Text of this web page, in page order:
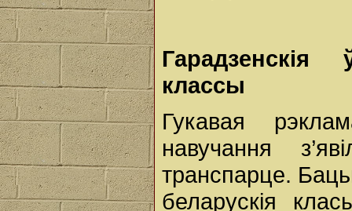
классы
Гукавая
навучання
транспарце.
беларускія